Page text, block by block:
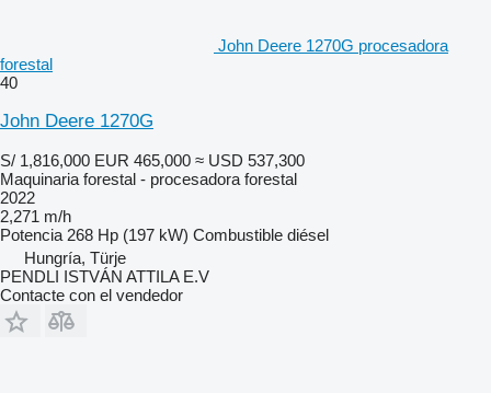
John Deere 1270G procesadora
forestal
40
John Deere 1270G
S/ 1,816,000 EUR 465,000 ≈ USD 537,300
Maquinaria forestal - procesadora forestal
2022
2,271 m/h
Potencia 268 Hp (197 kW) Combustible diésel
Hungría, Türje
PENDLI ISTVÁN ATTILA E.V
Contacte con el vendedor